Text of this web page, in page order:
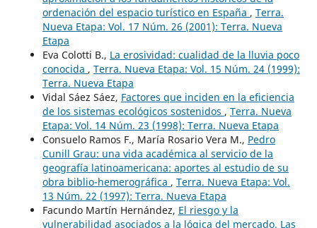
ordenación del espacio turístico en España , Terra.
Nueva Etapa: Vol. 17 Núm. 26 (2001): Terra. Nueva
Etapa
Eva Colotti B., La erosividad: cualidad de la lluvia poco
conocida , Terra. Nueva Etapa: Vol. 15 Núm. 24 (1999):
Terra. Nueva Etapa
Vidal Sáez Sáez, Factores que inciden en la eficiencia
de los sistemas ecológicos sostenidos , Terra. Nueva
Etapa: Vol. 14 Núm. 23 (1998): Terra. Nueva Etapa
Consuelo Ramos F., María Rosario Vera M., Pedro
Cunill Grau: una vida académica al servicio de la
geografía latinoamericana: aportes al estudio de su
obra biblio-hemerográfica , Terra. Nueva Etapa: Vol.
13 Núm. 22 (1997): Terra. Nueva Etapa
Facundo Martín Hernández, El riesgo y la
vulnerabilidad asociados a la lógica del mercado. Las